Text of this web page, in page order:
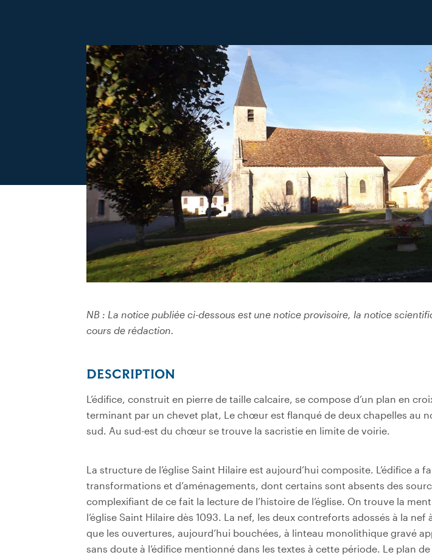
NB : La notice publiée ci-dessous est une notice provisoire, la notice
cours de rédaction.
DESCRIPTION
L’édifice, construit en pierre de taille calcaire, se compose d’un plan en
terminant par un chevet plat, Le chœur est flanqué de deux chapelles au
sud. Au sud-est du chœur se trouve la sacristie en limite de voirie.
La structure de l’église Saint Hilaire est aujourd’hui composite. L’édifice a
transformations et d’aménagements, dont certains sont absents des
complexifiant de ce fait la lecture de l’histoire de l’église. On trouve la
l’église Saint Hilaire dès 1093. La nef, les deux contreforts adossés à la nef
que les ouvertures, aujourd’hui bouchées, à linteau monolithique gravé
sans doute à l’édifice mentionné dans les textes à cette période. Le plan de